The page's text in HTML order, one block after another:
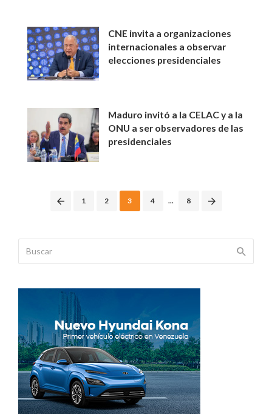
CNE invita a organizaciones
internacionales a observar
elecciones presidenciales
Maduro invitó a la CELAC y a la
ONU a ser observadores de las
presidenciales
navigation
1 2 3 4 ... 8